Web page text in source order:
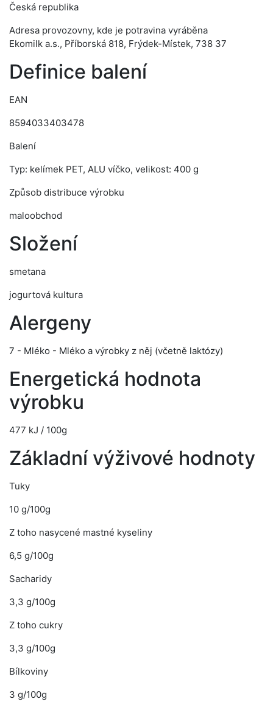
Česká republika
Adresa provozovny, kde je potravina vyráběna
Ekomilk a.s., Příborská 818, Frýdek-Místek, 738 37
Definice balení
EAN
8594033403478
Balení
Typ: kelímek PET, ALU víčko, velikost: 400 g
Způsob distribuce výrobku
maloobchod
Složení
smetana
jogurtová kultura
Alergeny
7 - Mléko - Mléko a výrobky z něj (včetně laktózy)
Energetická hodnota
výrobku
477 kJ / 100g
Základní výživové hodnoty
Tuky
10 g/100g
Z toho nasycené mastné kyseliny
6,5 g/100g
Sacharidy
3,3 g/100g
Z toho cukry
3,3 g/100g
Bílkoviny
3 g/100g